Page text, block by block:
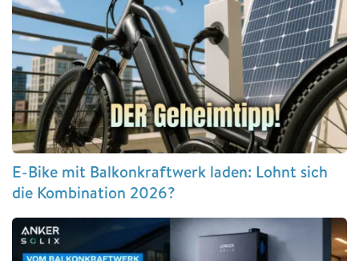
E-Bike mit Balkonkraftwerk laden: Lohnt sich
die Kombination 2026?